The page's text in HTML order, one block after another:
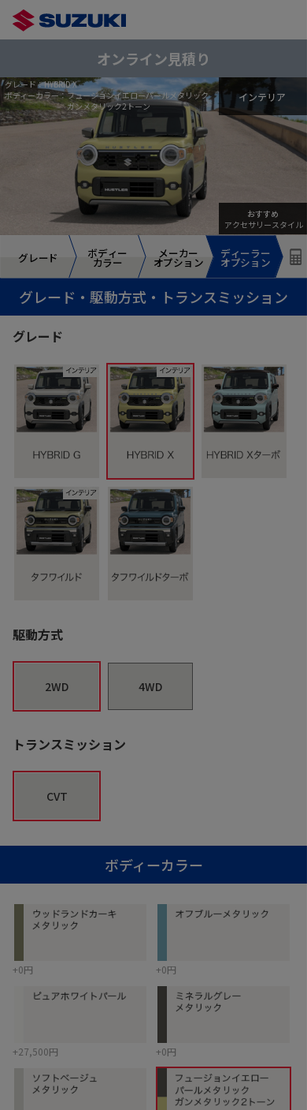
オンライン見積り
グレード：HYBRID X
ボディーカラー：フュージョンイエローパールメタリック
ガンメタリック2トーン
インテリア
おすすめ
アクセサリースタイル
グレード ボディー
カラー
メーカー
オプション
ディーラー
オプション
グレード ボディー
カラー
メーカー
オプション
ディーラー
オプション
グレード・駆動方式・トランスミッション
グレード
駆動方式
2WD 4WD
トランスミッション
CVT
ボディーカラー
+0円 +0円
+27,500円 +0円